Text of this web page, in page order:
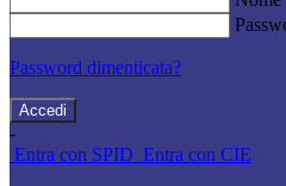
Password dimenticata?
-
Entra con SPID Entra con CIE